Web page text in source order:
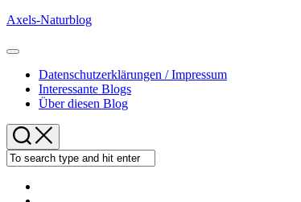
Skip
content
Axels-Naturblog
Expand
Datenschutzerklärungen / Impressum
Interessante Blogs
Über diesen Blog